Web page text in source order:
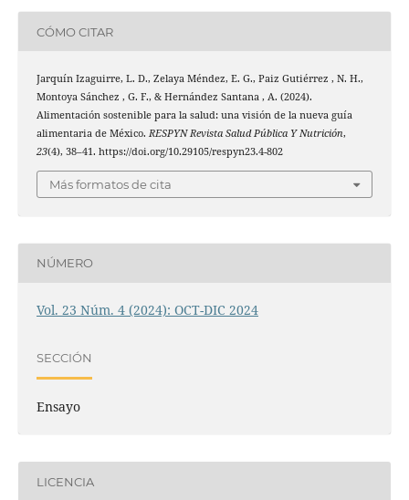
CÓMO CITAR
Jarquín Izaguirre, L. D., Zelaya Méndez, E. G., Paiz Gutiérrez , N. H.,
Montoya Sánchez , G. F., & Hernández Santana , A. (2024).
Alimentación sostenible para la salud: una visión de la nueva guía
alimentaria de México. RESPYN Revista Salud Pública Y Nutrición,
23(4), 38–41. https://doi.org/10.29105/respyn23.4-802
Más formatos de cita
NÚMERO
Vol. 23 Núm. 4 (2024): OCT-DIC 2024
SECCIÓN
Ensayo
LICENCIA